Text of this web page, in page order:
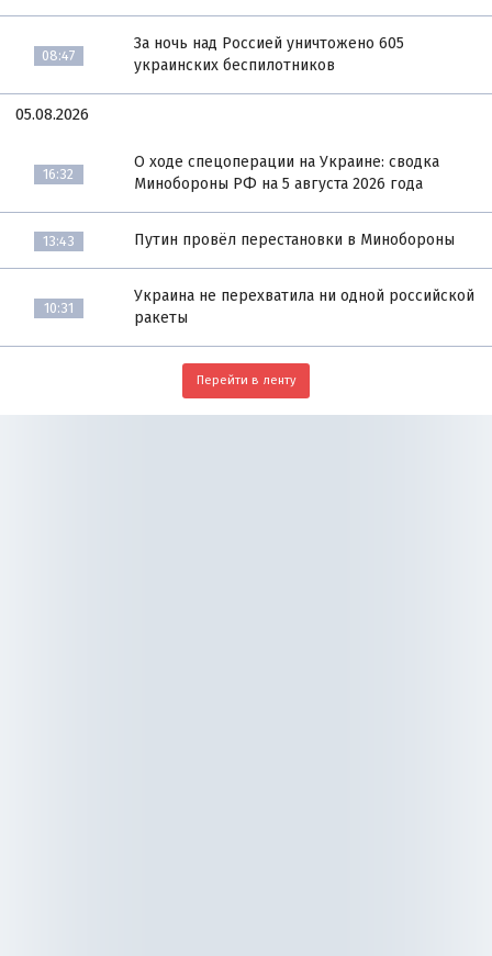
08:47
За ночь над Россией уничтожено 605
украинских беспилотников
05.08.2026
16:32
О ходе спецоперации на Украине: сводка
Минобороны РФ на 5 августа 2026 года
13:43 Путин провёл перестановки в Минобороны
10:31
Украина не перехватила ни одной российской
ракеты
Перейти в ленту